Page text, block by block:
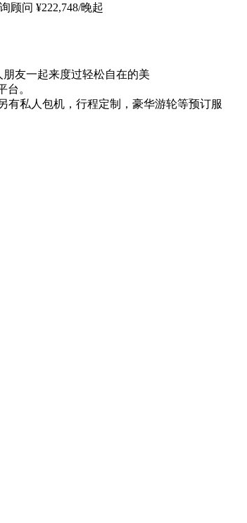
顾问 ¥222,748/晚起
友一起来度过轻松自在的美
。
有私人包机，行程定制，豪华游轮等预订服